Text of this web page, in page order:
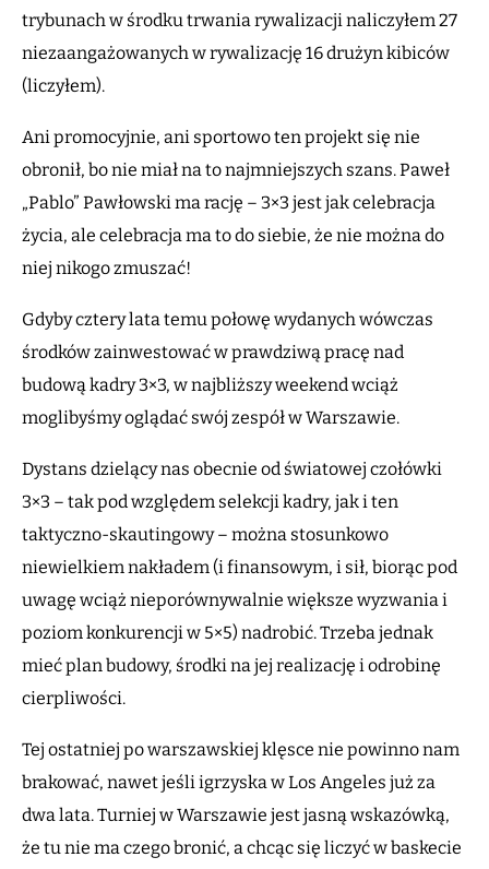
trybunach w środku trwania rywalizacji naliczyłem 27
niezaangażowanych w rywalizację 16 drużyn kibiców
(liczyłem).
Ani promocyjnie, ani sportowo ten projekt się nie
obronił, bo nie miał na to najmniejszych szans. Paweł
„Pablo” Pawłowski ma rację – 3×3 jest jak celebracja
życia, ale celebracja ma to do siebie, że nie można do
niej nikogo zmuszać!
Gdyby cztery lata temu połowę wydanych wówczas
środków zainwestować w prawdziwą pracę nad
budową kadry 3×3, w najbliższy weekend wciąż
moglibyśmy oglądać swój zespół w Warszawie.
Dystans dzielący nas obecnie od światowej czołówki
3×3 – tak pod względem selekcji kadry, jak i ten
taktyczno-skautingowy – można stosunkowo
niewielkiem nakładem (i finansowym, i sił, biorąc pod
uwagę wciąż nieporównywalnie większe wyzwania i
poziom konkurencji w 5×5) nadrobić. Trzeba jednak
mieć plan budowy, środki na jej realizację i odrobinę
cierpliwości.
Tej ostatniej po warszawskiej klęsce nie powinno nam
brakować, nawet jeśli igrzyska w Los Angeles już za
dwa lata. Turniej w Warszawie jest jasną wskazówką,
że tu nie ma czego bronić, a chcąc się liczyć w baskecie